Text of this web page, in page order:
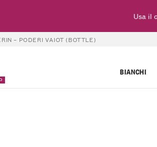
– PODERI VAIOT (BOTTLE)
BIANCHI
Usa il